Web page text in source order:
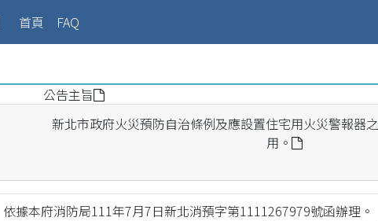
首頁 (current)
FAQ
公告主旨
新北市政府火災預防自治條例及應設置住宅用火災警報器
用。
依據本府消防局111年7月7日新北消預字第1111267979號函辦理。